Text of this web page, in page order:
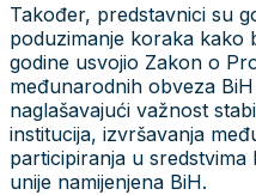
Također, predstavnici su
poduzimanje koraka kako
godine usvojio Zakon o
međunarodnih obveza
naglašavajući važnost
institucija, izvršavanja
participiranja u
unije namijenjena BiH.